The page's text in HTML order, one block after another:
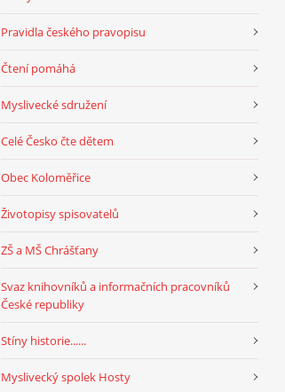
Pravidla českého pravopisu
Čtení pomáhá
Myslivecké sdružení
Celé Česko čte dětem
Obec Koloměřice
Životopisy spisovatelů
ZŠ a MŠ Chrášťany
Svaz knihovníků a informačních pracovníků
České republiky
Stíny historie......
Myslivecký spolek Hosty